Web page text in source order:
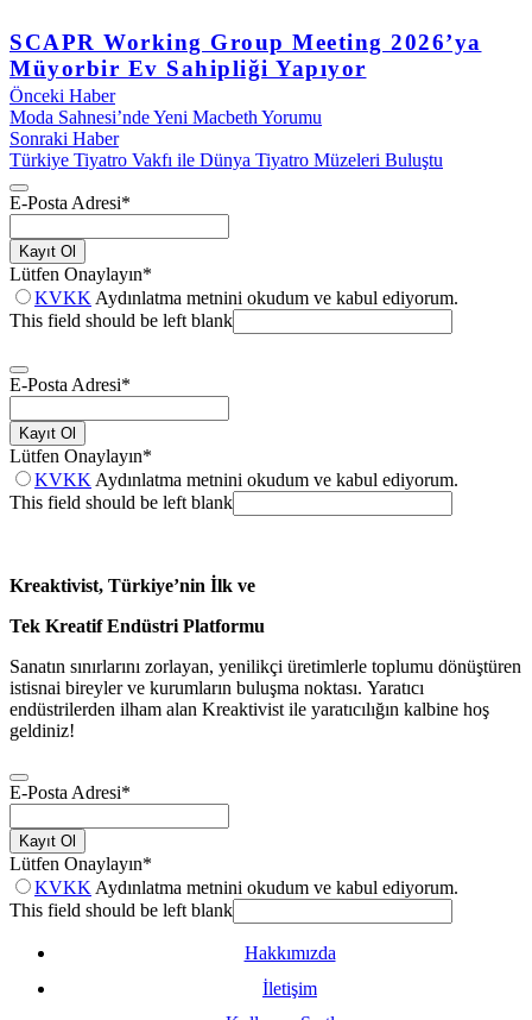
SCAPR Working Group Meeting 2026’ya
Müyorbir Ev Sahipliği Yapıyor
Önceki Haber
Moda Sahnesi’nde Yeni Macbeth Yorumu
Sonraki Haber
Türkiye Tiyatro Vakfı ile Dünya Tiyatro Müzeleri Buluştu
E-Posta Adresi*
Kayıt Ol
Lütfen Onaylayın*
KVKK Aydınlatma metnini okudum ve kabul ediyorum.
This field should be left blank
E-Posta Adresi*
Kayıt Ol
Lütfen Onaylayın*
KVKK Aydınlatma metnini okudum ve kabul ediyorum.
This field should be left blank
Kreaktivist, Türkiye’nin İlk ve
Tek Kreatif Endüstri Platformu
Sanatın sınırlarını zorlayan, yenilikçi üretimlerle toplumu dönüştüren
istisnai bireyler ve kurumların buluşma noktası. Yaratıcı
endüstrilerden ilham alan Kreaktivist ile yaratıcılığın kalbine hoş
geldiniz!
E-Posta Adresi*
Kayıt Ol
Lütfen Onaylayın*
KVKK Aydınlatma metnini okudum ve kabul ediyorum.
This field should be left blank
Hakkımızda
İletişim